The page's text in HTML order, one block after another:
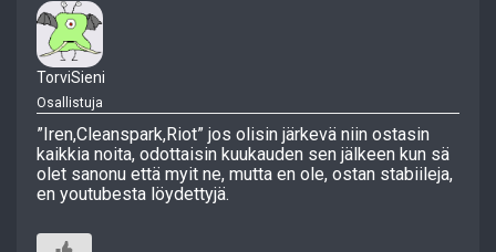
TorviSieni
Osallistuja
”Iren,Cleanspark,Riot” jos olisin järkevä niin ostasin
kaikkia noita, odottaisin kuukauden sen jälkeen kun sä
olet sanonu että myit ne, mutta en ole, ostan stabiileja,
en youtubesta löydettyjä.